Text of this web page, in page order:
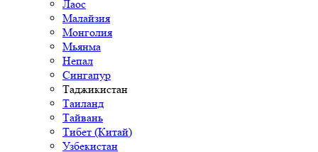
Лаос
Малайзия
Монголия
Мьянма
Непал
Сингапур
Таджикистан
Таиланд
Тайвань
Тибет (Китай)
Узбекистан